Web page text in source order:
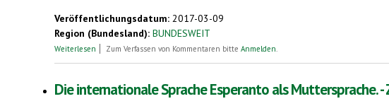
Veröffentlichungsdatum: 2017-03-09
Region (Bundesland): BUNDESWEIT
Weiterlesen über Hundertster Todestag von Ludwik Zamenhof (14. April 2017). Zunehmende
Zum Verfassen von Kommentaren bitte Anmelden.
Die internationale Sprache Esperanto als Muttersprache.